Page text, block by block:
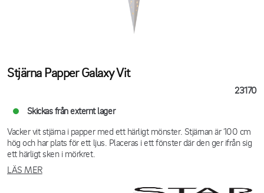
Stjärna Papper Galaxy Vit
23170
Skickas från externt lager
Vacker vit stjärna i papper med ett härligt mönster. Stjärnan är 100 cm
hög och har plats för ett ljus. Placeras i ett fönster där den ger ifrån sig
ett härligt sken i mörkret.
LÄS MER